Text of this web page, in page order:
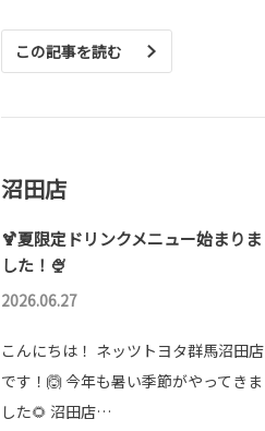
この記事を読む
沼田店
🍹夏限定ドリンクメニュー始まりま
した！🍨
2026.06.27
こんにちは！ ネッツトヨタ群馬沼田店
です！🙆 今年も暑い季節がやってきま
した🌻 沼田店…